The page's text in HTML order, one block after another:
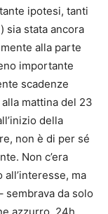
ipotesi, tanti
sia stata ancora
alla parte
importante
scadenze
mattina del 23
della
non è di per sé
Non c’era
ma
sembrava da solo